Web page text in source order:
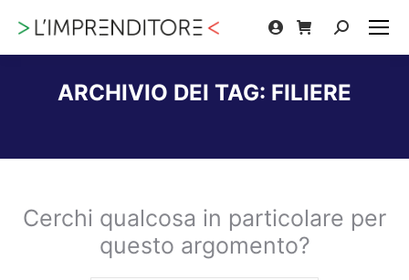
Cerca:
ARCHIVIO DEI TAG: FILIERE
Cerchi qualcosa in particolare per
questo argomento?